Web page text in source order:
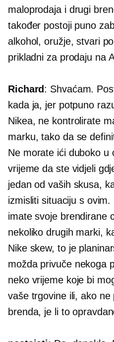
maloprodaja i drugi
također postoji puno
alkohol, oružje, stvari
prikladni za prodaju na
Richard: Shvaćam.
kada ja, jer potpuno
Nikea, ne kontrolirate
marku, tako da se
Ne morate ići duboko u
vrijeme da ste vidjeli
jedan od vaših skusa,
izmisliti situaciju s
imate svoje brendirane
nekoliko drugih marki,
Nike skew, to je
možda privuče nekoga
neko vrijeme koje bi
vaše trgovine ili, ako
brenda, je li to